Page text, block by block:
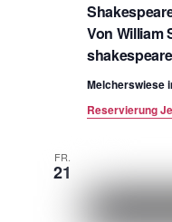
Von William
Melcherswiese
Reservierung
FR.
21